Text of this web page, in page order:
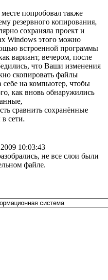
попробовал также
резервного копирования,
сохраняла проект и
Windows этого можно
встроенной программы
вариант, вечером, после
что Ваши изменения
скопировать файлы
себе на компьютер, чтобы
как вновь обнаружились
сравнить сохранённые
сети.
10:03:43
не все слои были
файле.